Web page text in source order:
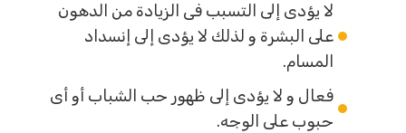
لا يؤدى إلى التسبب فى الزيادة من الدهون
على البشرة و لذلك لا يؤدى إلى إنسداد
المسام.
فعال و لا يؤدى إلى ظهور حب الشباب أو أى
حبوب على الوجه.